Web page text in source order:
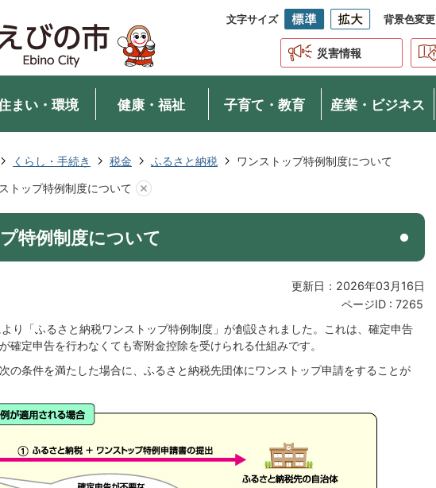
文字サイズ 背景色変更
災害情報
まい・環境 健康・福祉 子育て・教育 産業・ビジネス
くらし・手続き 税金 ふるさと納税
ワンストップ特例制度について
トップ特例制度について
特例制度について
更新日：2026年03月16日
ページID : 7265
り「ふるさと納税ワンストップ特例制度」が創設されました。これは、確定申告
確定申告を行わなくても寄附金控除を受けられる仕組みです。
の条件を満たした場合に、ふるさと納税先団体にワンストップ申請をすることが